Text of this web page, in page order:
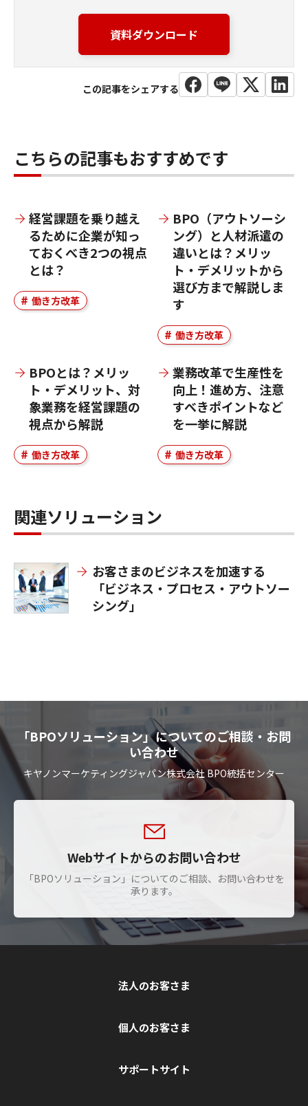
資料ダウンロード
こちらの記事もおすすめです
経営課題を乗り越え
るために企業が知っ
ておくべき2つの視点
とは？
働き方改革
BPO（アウトソーシ
ング）と人材派遣の
違いとは？メリッ
ト・デメリットから
選び方まで解説しま
す
働き方改革
BPOとは？メリッ
ト・デメリット、対
象業務を経営課題の
視点から解説
働き方改革
業務改革で生産性を
向上！進め方、注意
すべきポイントなど
を一挙に解説
働き方改革
関連ソリューション
お客さまのビジネスを加速する
「ビジネス・プロセス・アウトソー
シング」
「BPOソリューション」についてのご相談・お問
い合わせ
キヤノンマーケティングジャパン株式会社 BPO統括センター
Webサイトからのお問い合わせ
「BPOソリューション」についてのご相談、お問い合わせを
承ります。
法人のお客さま
個人のお客さま
サポートサイト